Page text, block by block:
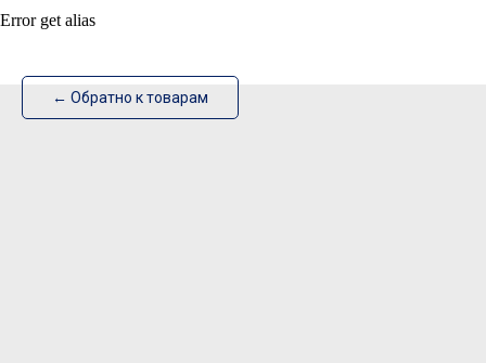
ИзотехПро
← Обратно к товарам
Error get alias